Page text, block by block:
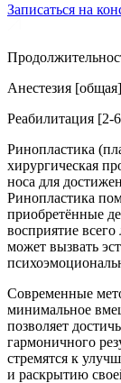
Записаться на
Анестезия [общая]
Реабилитация [2-
Ринопластика
хирургическая
носа для
Ринопластика
приобретённые
восприятие
может вызвать
Современные
минимальное
позволяет
гармоничного
стремятся к
и раскрытию